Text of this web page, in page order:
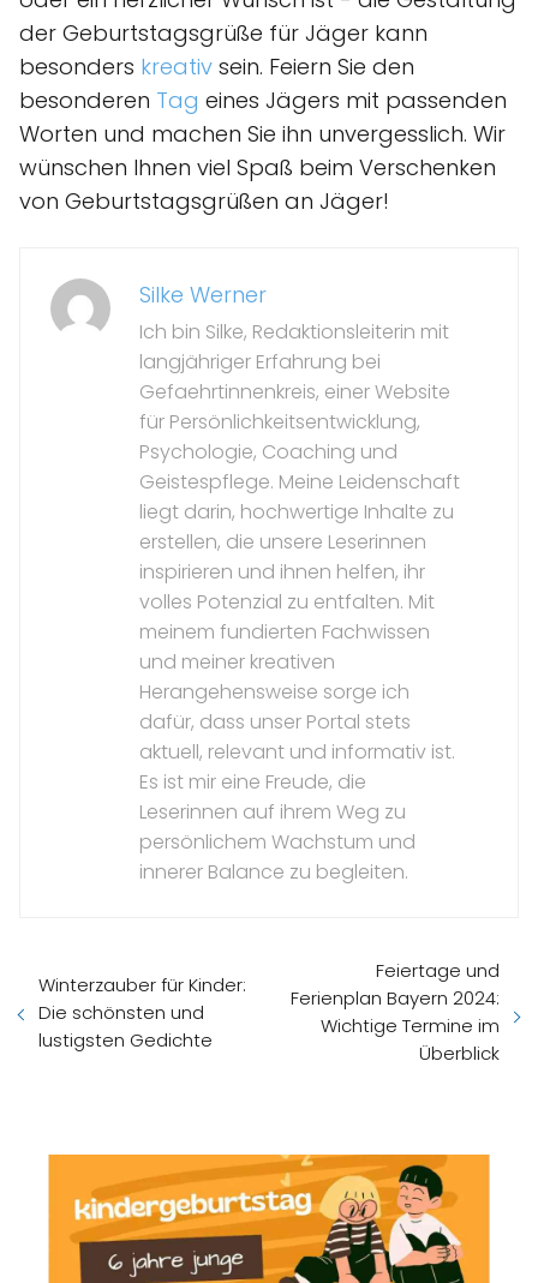
der Geburtstagsgrüße für Jäger kann
besonders kreativ sein. Feiern Sie den
besonderen Tag eines Jägers mit passenden
Worten und machen Sie ihn unvergesslich. Wir
wünschen Ihnen viel Spaß beim Verschenken
von Geburtstagsgrüßen an Jäger!
Silke Werner
Ich bin Silke, Redaktionsleiterin mit
langjähriger Erfahrung bei
Gefaehrtinnenkreis, einer Website
für Persönlichkeitsentwicklung,
Psychologie, Coaching und
Geistespflege. Meine Leidenschaft
liegt darin, hochwertige Inhalte zu
erstellen, die unsere Leserinnen
inspirieren und ihnen helfen, ihr
volles Potenzial zu entfalten. Mit
meinem fundierten Fachwissen
und meiner kreativen
Herangehensweise sorge ich
dafür, dass unser Portal stets
aktuell, relevant und informativ ist.
Es ist mir eine Freude, die
Leserinnen auf ihrem Weg zu
persönlichem Wachstum und
innerer Balance zu begleiten.
Winterzauber für Kinder:
Die schönsten und
lustigsten Gedichte
Feiertage und
Ferienplan Bayern 2024:
Wichtige Termine im
Überblick